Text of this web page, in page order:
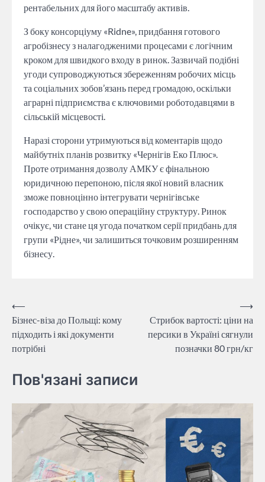
рентабельних для його масштабу активів.
З боку консорціуму «Ridne», придбання готового
агробізнесу з налагодженими процесами є логічним
кроком для швидкого входу в ринок. Зазвичай подібні
угоди супроводжуються збереженням робочих місць
та соціальних зобов’язань перед громадою, оскільки
аграрні підприємства є ключовими роботодавцями в
сільській місцевості.
Наразі сторони утримуються від коментарів щодо
майбутніх планів розвитку «Чернігів Еко Плюс».
Проте отримання дозволу АМКУ є фінальною
юридичною перепоною, після якої новий власник
зможе повноцінно інтегрувати чернігівське
господарство у свою операційну структуру. Ринок
очікує, чи стане ця угода початком серії придбань для
групи «Рідне», чи залишиться точковим розширенням
бізнесу.
Навігація
записів
⟵
Бізнес-віза до Польщі: кому
підходить і які документи
потрібні
Стрибок вартості: ціни на
персики в Україні сягнули
позначки 80 грн/кг
⟶
Пов'язані записи